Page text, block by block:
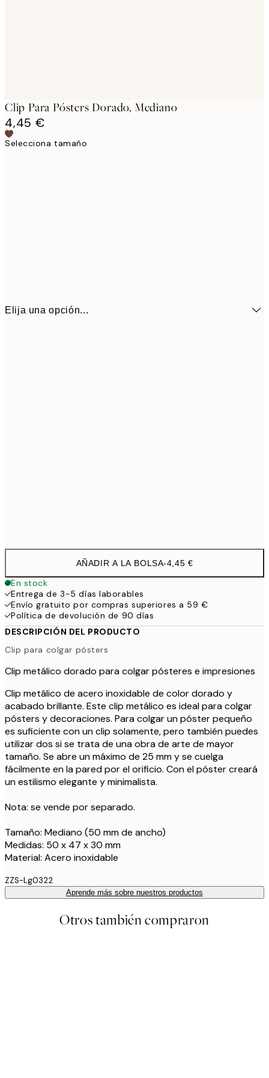
Clip Para Pósters Dorado, Mediano
4,45 €
Selecciona tamaño
Elija una opción...
AÑADIR A LA BOLSA-4,45 €
En stock
Entrega de 3-5 días laborables
Envío gratuito por compras superiores a 59 €
Política de devolución de 90 días
DESCRIPCIÓN DEL PRODUCTO
Clip para colgar pósters
Clip metálico dorado para colgar pósteres e impresiones
Clip metálico de acero inoxidable de color dorado y
acabado brillante. Este clip metálico es ideal para colgar
pósters y decoraciones. Para colgar un póster pequeño
es suficiente con un clip solamente, pero también puedes
utilizar dos si se trata de una obra de arte de mayor
tamaño. Se abre un máximo de 25 mm y se cuelga
fácilmente en la pared por el orificio. Con el póster creará
un estilismo elegante y minimalista.
Nota: se vende por separado.
Tamaño: Mediano (50 mm de ancho)
Medidas: 50 x 47 x 30 mm
Material: Acero inoxidable
ZZS-Lg0322
Aprende más sobre nuestros productos
Otros también compraron